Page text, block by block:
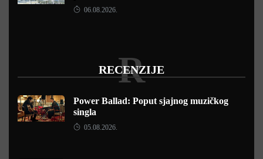
06.08.2026.
RECENZIJE
R
Power Ballad: Poput sjajnog muzičkog
singla
05.08.2026.